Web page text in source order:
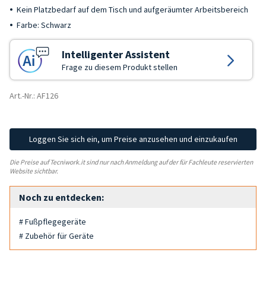
Kein Platzbedarf auf dem Tisch und aufgeräumter Arbeitsbereich
Farbe: Schwarz
Intelligenter Assistent
Frage zu diesem Produkt stellen
Art.-Nr.: AF126
Loggen Sie sich ein, um Preise anzusehen und einzukaufen
Die Preise auf Tecniwork.it sind nur nach Anmeldung auf der für Fachleute reservierten
Website sichtbar.
Noch zu entdecken:
# Fußpflegegeräte
# Zubehör für Geräte